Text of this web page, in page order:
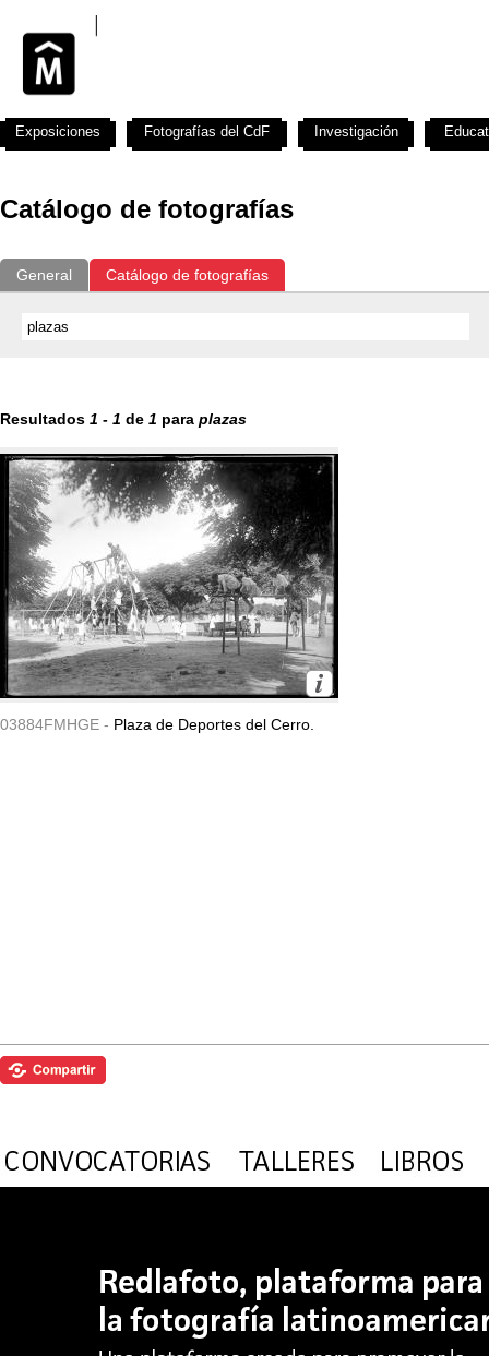
Catálogo de fotografías
General Catálogo de fotografías
Resultados 1 - 1 de 1 para plazas
03884FMHGE - Plaza de Deportes del Cerro.
Exposiciones Fotografías del CdF Investigación